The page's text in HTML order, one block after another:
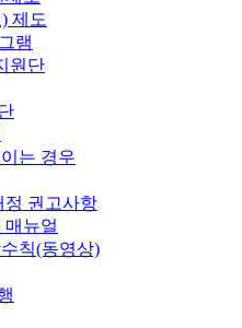
제도
램
원단
는 경우
정 권고사항
매뉴얼
칙(동영상)